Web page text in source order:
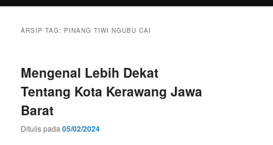
ARSIP TAG: PINANG TIWI NGUBU CAI
Mengenal Lebih Dekat
Tentang Kota Kerawang Jawa
Barat
Ditulis pada05/02/2024